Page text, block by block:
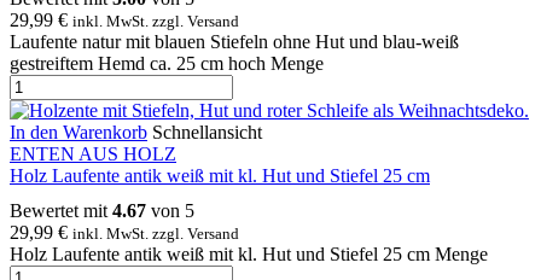
29,99 € inkl. MwSt. zzgl. Versand
Laufente natur mit blauen Stiefeln ohne Hut und blau-weiß
gestreiftem Hemd ca. 25 cm hoch Menge
In den Warenkorb Schnellansicht
ENTEN AUS HOLZ
Holz Laufente antik weiß mit kl. Hut und Stiefel 25 cm
Bewertet mit 4.67 von 5
29,99 € inkl. MwSt. zzgl. Versand
Holz Laufente antik weiß mit kl. Hut und Stiefel 25 cm Menge